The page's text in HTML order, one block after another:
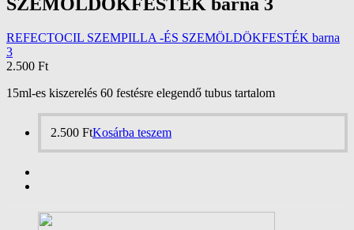
REFECTOCIL SZEMPILLA -ÉS SZEMÖLDÖKFESTÉK barna
3
2.500 Ft
15ml-es kiszerelés 60 festésre elegendő tubus tartalom
2.500 FtKosárba teszem